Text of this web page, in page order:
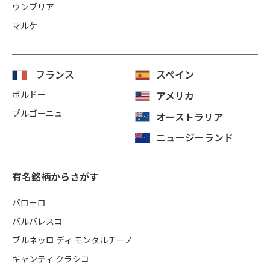
ウンブリア
マルケ
フランス
ボルドー
ブルゴーニュ
スペイン
アメリカ
オーストラリア
ニュージーランド
有名銘柄からさがす
バローロ
バルバレスコ
ブルネッロ ディ モンタルチーノ
キャンティ クラシコ